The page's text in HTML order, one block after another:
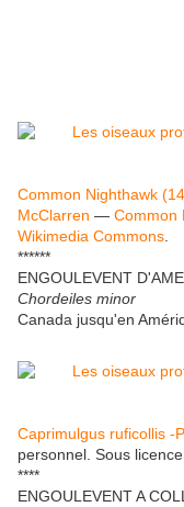
Common Nighthawk
McClarren — Common
Wikimedia Commons
******
ENGOULEVENT
Chordeiles minor
Canada jusqu'en
Caprimulgus ruficollis -
personnel. Sous licence
****
ENGOULEVENT A